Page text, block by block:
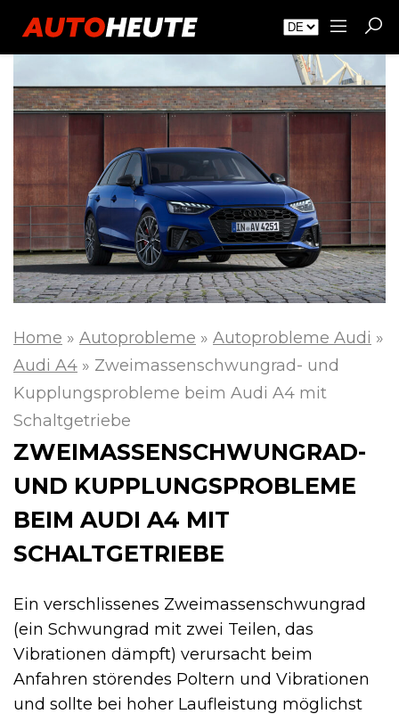
Home » Autoprobleme » Autoprobleme Audi »
Audi A4 » Zweimassenschwungrad- und
Kupplungsprobleme beim Audi A4 mit
Schaltgetriebe
ZWEIMASSENSCHWUNGRAD-
UND KUPPLUNGSPROBLEME
BEIM AUDI A4 MIT
SCHALTGETRIEBE
Ein verschlissenes Zweimassenschwungrad
(ein Schwungrad mit zwei Teilen, das
Vibrationen dämpft) verursacht beim
Anfahren störendes Poltern und Vibrationen
und sollte bei hoher Laufleistung möglichst